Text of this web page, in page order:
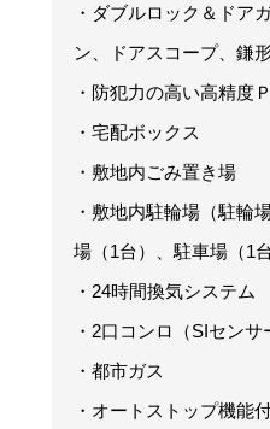
・ダブルロック＆ドア
ン、ドアスコープ、鎌
・防犯力の高い高精度
・宅配ボックス
・敷地内ごみ置き場
・敷地内駐輪場（駐輪
場（1台）、駐車場（1台
・24時間換気システム
・2口コンロ（SIセンサ
・都市ガス
・オートストップ機能